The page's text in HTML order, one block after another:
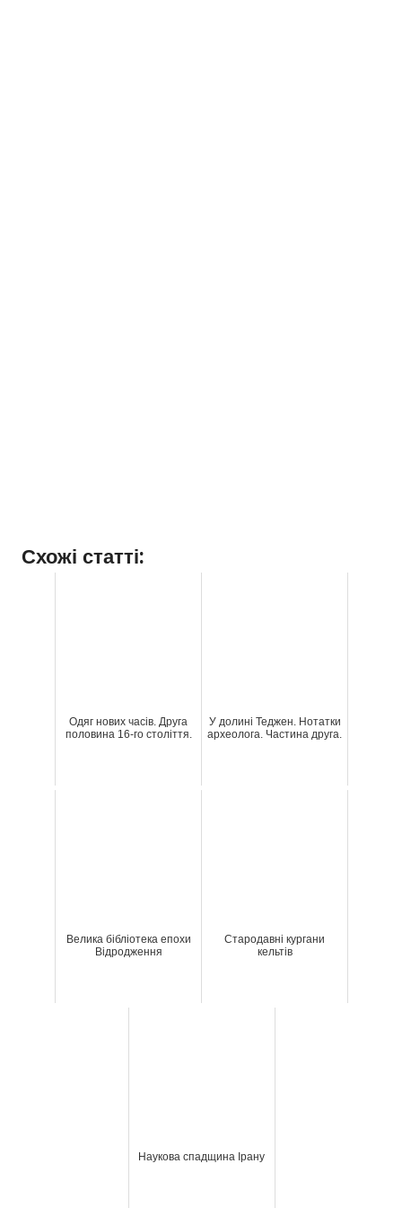
Схожі статті:
Одяг нових часів. Друга
половина 16-го століття.
У долині Теджен. Нотатки
археолога. Частина друга.
Велика бібліотека епохи
Відродження
Стародавні кургани
кельтів
Наукова спадщина Ірану